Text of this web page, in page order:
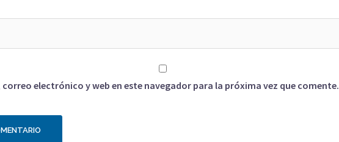
electrónico y web en este navegador para la próxima vez que comente.